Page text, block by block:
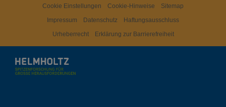
Cookie Einstellungen Cookie-Hinweise
Sitemap
Impressum
Datenschutz
Haftungsausschluss
Urheberrecht
Erklärung zur Barrierefreiheit